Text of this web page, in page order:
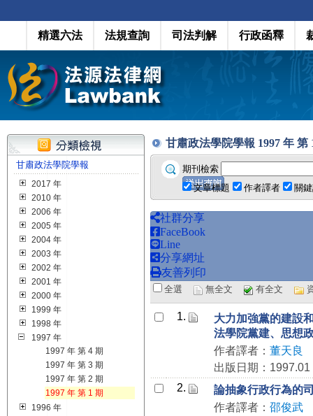
精選六法 法規查詢 司法判解 行政函釋
甘肅政法學院學報
2017 年
2010 年
2006 年
2005 年
2004 年
2003 年
2002 年
2001 年
2000 年
1999 年
1998 年
1997 年
1997 年 第 4 期
1997 年 第 3 期
1997 年 第 2 期
1997 年 第 1 期
1996 年
甘肅政法學院學報 1997 年 第
期刊檢索
文章標題
作者譯者 關
社群分享
FaceBook
Line
分享網址
友善列印
全選 無全文 有全文
1.
大力加強黨的建設
法學院黨建、思想
作者譯者： 董天良
出版日期：1997.01
2.
論抽象行政行為的
作者譯者： 邵俊武